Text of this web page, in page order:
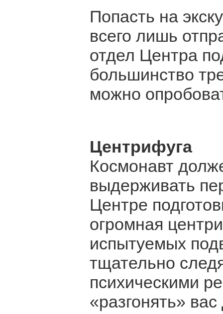
Попасть на
всего лишь
отдел Центра
большинство
можно
Центрифуга
Космонавт
выдерживать
Центре
огромная
испытуемых
тщательно
психическими
«разгонять»